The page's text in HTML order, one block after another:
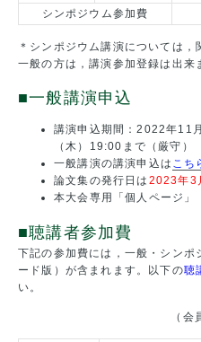
シンポジウム参加費
＊シンポジウム講演については
一般の方は，講演参加登録は出来
■一般講演申込
講演申込期間：2022年11
（木）19:00まで（厳守）
一般講演の講演申込は こち
論文集の発行日は 2023年3
本大会専用「個人ページ」
■聴講者参加費
下記の参加費には，一般・シンポ
ード版）が含まれます。以下の聴
い。
（